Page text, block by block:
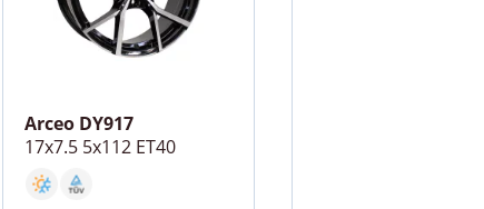
Arceo DY917
17x7.5 5x112 ET40